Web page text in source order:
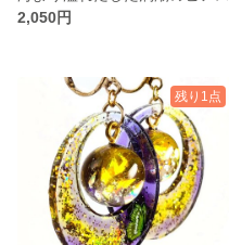
2,050円
残り1点